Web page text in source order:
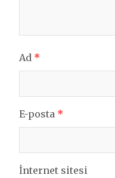
Ad *
E-posta *
İnternet sitesi